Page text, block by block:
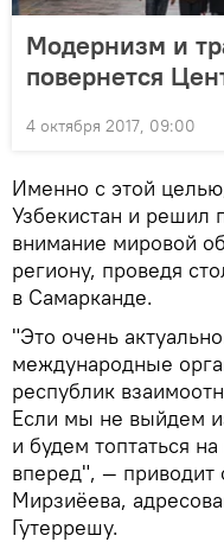
Модернизм и
повернется
4 октября 2017, 09:00
Именно с этой
Узбекистан и
внимание мировой
региону, проведя
в Самарканде.
"Это очень
международные
республик
Если мы не выйдем
и будем топтаться
вперед", — приводит
Мирзиёева,
Гутеррешу.